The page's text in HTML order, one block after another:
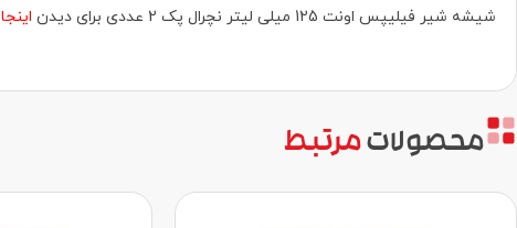
شیشه شیر فیلیپس اونت 125 میلی لیتر نچرال پک 2 عددی برای دیدن
اینجا
محصولاتمرتبط